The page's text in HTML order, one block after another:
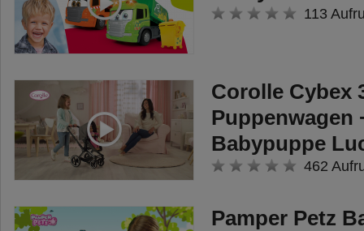
113
Corolle Cybex
Puppenwagen
Babypuppe
462
Pamper Petz